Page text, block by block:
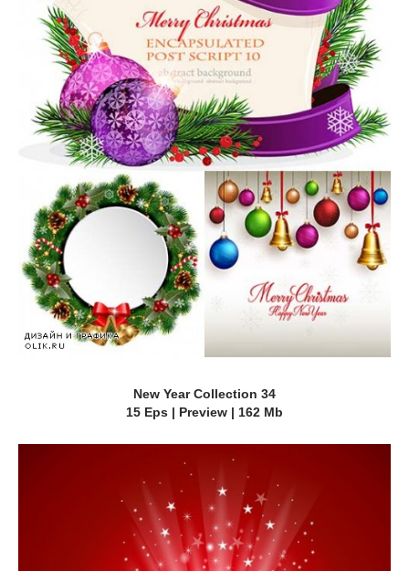
New Year Collection 34
15 Eps | Preview | 162 Mb